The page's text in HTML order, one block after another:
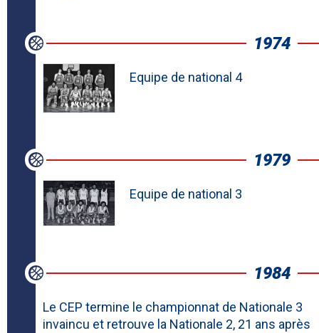
1974
Equipe de national 4
1979
Equipe de national 3
1984
Le CEP termine le championnat de Nationale 3
invaincu et retrouve la Nationale 2, 21 ans après